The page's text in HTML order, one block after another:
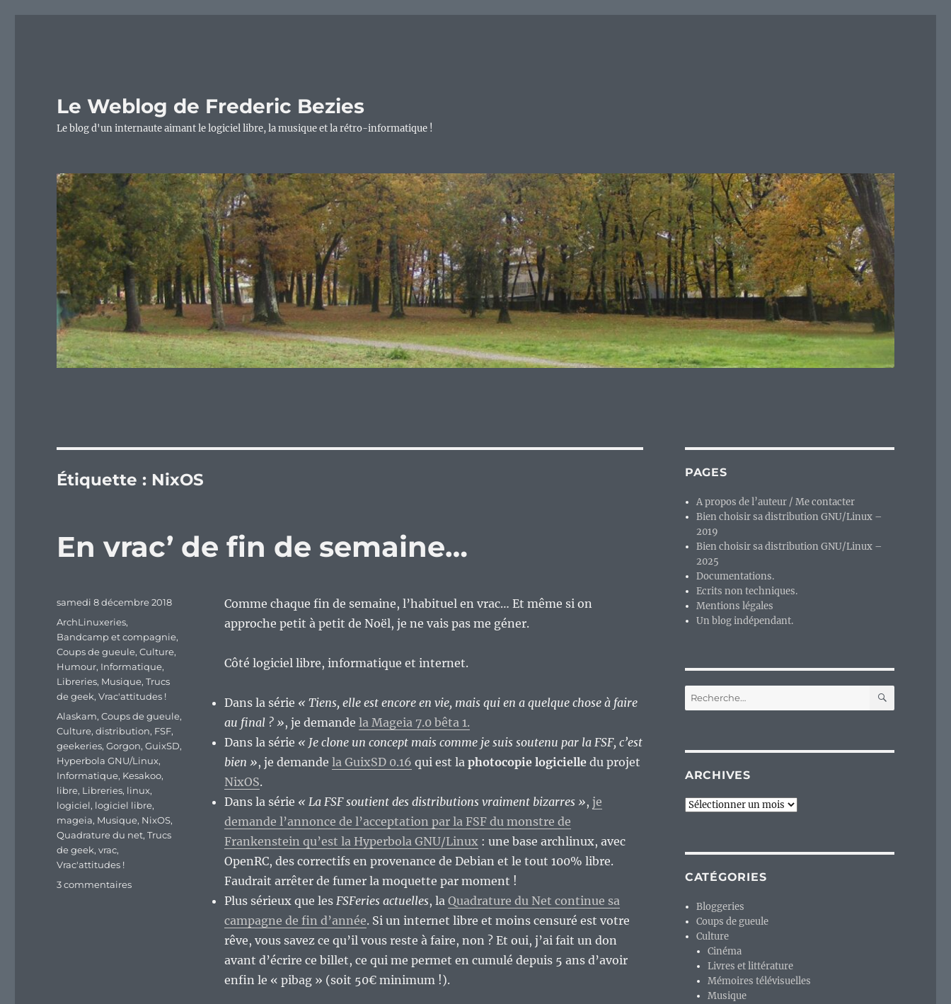
Le Weblog de Frederic Bezies
Le blog d'un internaute aimant le logiciel libre, la musique et la rétro-informatique !
Étiquette : NixOS
En vrac’ de fin de semaine…
Comme chaque fin de semaine, l’habituel en vrac… Et même si on
approche petit à petit de Noël, je ne vais pas me géner.
Côté logiciel libre, informatique et internet.
Dans la série « Tiens, elle est encore en vie, mais qui en a quelque chose à faire
au final ? », je demande la Mageia 7.0 bêta 1.
Dans la série « Je clone un concept mais comme je suis soutenu par la FSF, c’est
bien », je demande la GuixSD 0.16 qui est la photocopie logicielledu projet
NixOS.
Dans la série « La FSF soutient des distributions vraiment bizarres », je
demande l’annonce de l’acceptation par la FSF du monstre de
Frankenstein qu’est la Hyperbola GNU/Linux: une base archlinux, avec
OpenRC, des correctifs en provenance de Debian et le tout 100% libre.
Faudrait arrêter de fumer la moquette par moment !
Plus sérieux que les FSFeries actuelles, la Quadrature du Net continue sa
campagne de fin d’année. Si un internet libre et moins censuré est votre
rêve, vous savez ce qu’il vous reste à faire, non ? Et oui, j’ai fait un don
avant d’écrire ce billet, ce qui me permet en cumulé depuis 5 ans d’avoir
enfin le « pibag » (soit 50€ minimum !).
Publié
samedi 8 décembre 2018
Catégories
ArchLinuxeries,
Bandcamp et compagnie,
Coups de gueule,Culture,
Humour, Informatique,
Libreries, Musique,Trucs
de geek,Vrac'attitudes !
Étiquettes
Alaskam,Coups de gueule,
Culture,distribution, FSF,
geekeries,Gorgon,GuixSD,
Hyperbola GNU/Linux,
Informatique, Kesakoo,
libre, Libreries, linux,
logiciel, logiciel libre,
mageia, Musique, NixOS,
Quadrature du net,Trucs
de geek,vrac,
Vrac'attitudes !
3 commentairessur
PAGES
A propos de l’auteur / Me contacter
Bien choisir sa distribution GNU/Linux –
2019
Bien choisir sa distribution GNU/Linux –
2025
Documentations.
Ecrits non techniques.
Mentions légales
Un blog indépendant.
Recherche
pour :
ARCHIVES
Archives
CATÉGORIES
Bloggeries
Coups de gueule
Culture
Cinéma
Livres et littérature
Mémoires télévisuelles
Musique